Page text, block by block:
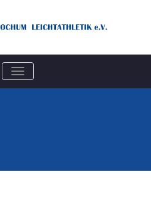
TOGGLE
NAVIGATION